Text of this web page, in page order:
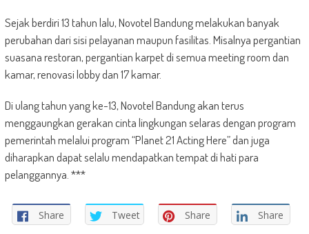
Sejak berdiri 13 tahun lalu, Novotel Bandung melakukan banyak
perubahan dari sisi pelayanan maupun fasilitas. Misalnya pergantian
suasana restoran, pergantian karpet di semua meeting room dan
kamar, renovasi lobby dan 17 kamar.
Di ulang tahun yang ke-13, Novotel Bandung akan terus
menggaungkan gerakan cinta lingkungan selaras dengan program
pemerintah melalui program “Planet 21 Acting Here” dan juga
diharapkan dapat selalu mendapatkan tempat di hati para
pelanggannya. ***
Share Tweet Share Share